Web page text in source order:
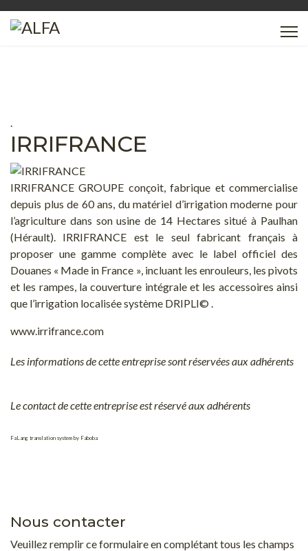
.
IRRIFRANCE
IRRIFRANCE GROUPE conçoit, fabrique et commercialise
depuis plus de 60 ans, du matériel d’irrigation moderne pour
l’agriculture dans son usine de 14 Hectares situé à Paulhan
(Hérault). IRRIFRANCE est le seul fabricant français à
proposer une gamme complète avec le label officiel des
Douanes « Made in France », incluant les enrouleurs, les pivots
et les rampes, la couverture intégrale et les accessoires ainsi
que l’irrigation localisée système DRIPLI© .
www.irrifrance.com
Les informations de cette entreprise sont réservées aux adhérents
Le contact de cette entreprise est réservé aux adhérents
FaLang translation system by Faboba
Nous contacter
Veuillez remplir ce formulaire en complétant tous les champs